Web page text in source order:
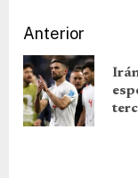
Anterior